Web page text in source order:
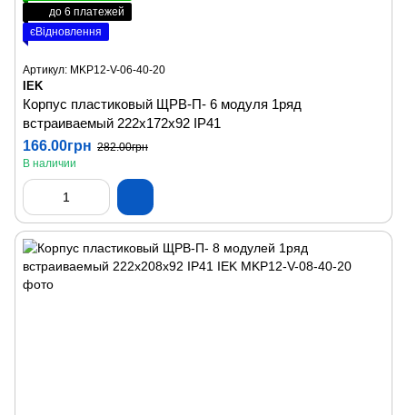
до 6 платежей
єВідновлення
Артикул: MKP12-V-06-40-20
IEK
Корпус пластиковый ЩРВ-П- 6 модуля 1ряд
встраиваемый 222х172х92 IP41
166.00грн 282.00грн
В наличии